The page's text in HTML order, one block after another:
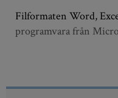
Filformaten Word,
programvara från